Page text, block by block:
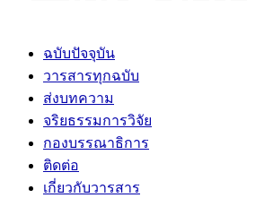
ฉบับปัจจุบัน
วารสารทุกฉบับ
ส่งบทความ
จริยธรรมการวิจัย
กองบรรณาธิการ
ติดต่อ
เกี่ยวกับวารสาร